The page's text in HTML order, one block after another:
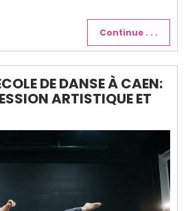
Continue . . .
DE DANSE À CAEN:
ARTISTIQUE ET